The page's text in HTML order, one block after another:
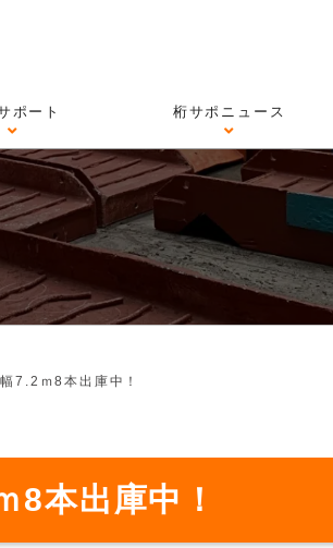
ポート 桁サポニュース
7.2ｍ8本出庫中！
本出庫中！